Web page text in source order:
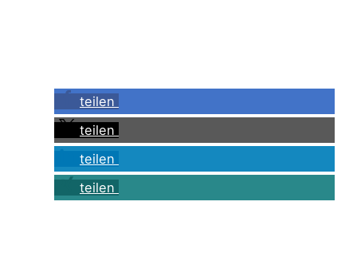
teilen
teilen
teilen
teilen